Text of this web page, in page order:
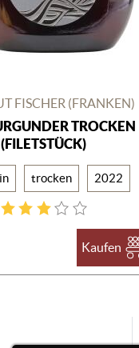
FISCHER (FRANKEN)
TROCKEN
(FILETSTÜCK)
trocken 2022
Kaufen